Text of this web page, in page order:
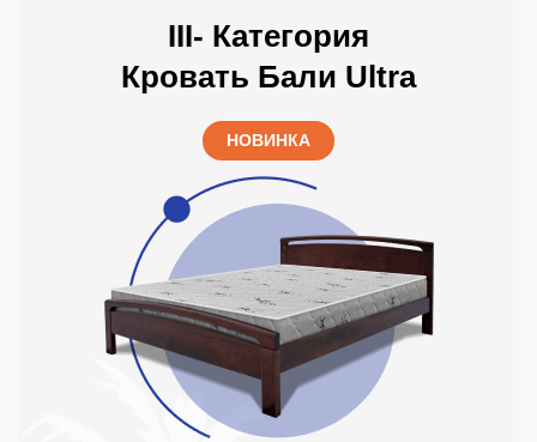
III- Категория
Кровать Бали Ultra
НОВИНКА